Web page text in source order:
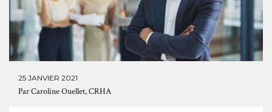
25 JANVIER 2021
ParCaroline Ouellet, CRHA